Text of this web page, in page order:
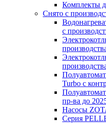
Комплекты
Снято с
с
Turbo с
пр-ва до
Насосы
Серия